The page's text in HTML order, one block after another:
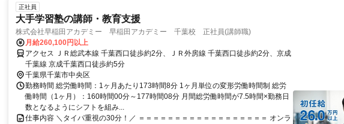
正社員
大手学習塾の講師・教育支援
株式会社早稲田アカデミー 早稲田アカデミー 千葉校 正社員(講師職)
月給260,100円以上
アクセス ＪＲ総武本線 千葉西口徒歩約2分、ＪＲ外房線 千葉西口徒歩約2分、京成
千葉線 京成千葉西口徒歩約5分
千葉県千葉市中央区
勤務時間 総労働時間：1ヶ月あたり173時間8分 1ヶ月単位の変形労働時間制 総労
働時間（1ヶ月）：160時間00分～177時間08分 月間総労働時間が7.5時間×勤務日
数となるようにシフトを組み...
仕事内容 ＼タイパ重視の30分！／ ＝＝＝＝＝＝＝＝＝＝＝＝＝＝＝＝＝＝ オンラ